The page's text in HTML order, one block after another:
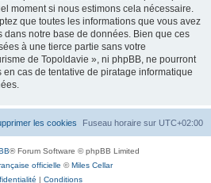
moment si nous estimons cela nécessaire.
que toutes les informations que vous avez
notre base de données. Bien que ces
à une tierce partie sans votre
de Topoldavie », ni phpBB, ne pourront
cas de tentative de piratage informatique
Fuseau horaire sur UTC+02:00
les cookies
® Forum Software © phpBB Limited
officielle ©Miles Cellar
| Conditions